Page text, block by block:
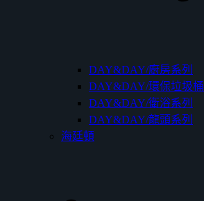
DAY&DAY/廚房系列
DAY&DAY/環保垃圾桶
DAY&DAY/衛浴系列
DAY&DAY/龍頭系列
海廷頓